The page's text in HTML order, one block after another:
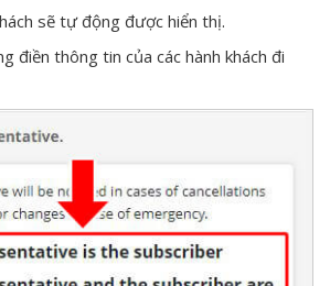
sẽ tự động được hiển thị.
điền thông tin của các hành khách đi